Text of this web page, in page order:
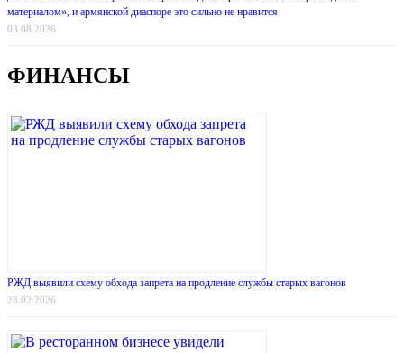
материалом», и армянской диаспоре это сильно не нравится
03.08.2026
ФИНАНСЫ
РЖД выявили схему обхода запрета на продление службы старых вагонов
28.02.2026